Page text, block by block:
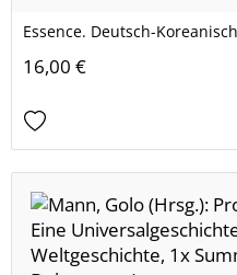
Essence. Deutsch-
16,00 €